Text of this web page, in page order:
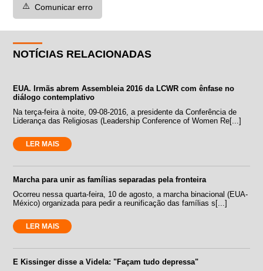
⚠️ Comunicar erro
NOTÍCIAS RELACIONADAS
EUA. Irmãs abrem Assembleia 2016 da LCWR com ênfase no
diálogo contemplativo
Na terça-feira à noite, 09-08-2016, a presidente da Conferência de
Liderança das Religiosas (Leadership Conference of Women Re[...]
LER MAIS
Marcha para unir as famílias separadas pela fronteira
Ocorreu nessa quarta-feira, 10 de agosto, a marcha binacional (EUA-
México) organizada para pedir a reunificação das famílias s[...]
LER MAIS
E Kissinger disse a Videla: "Façam tudo depressa"